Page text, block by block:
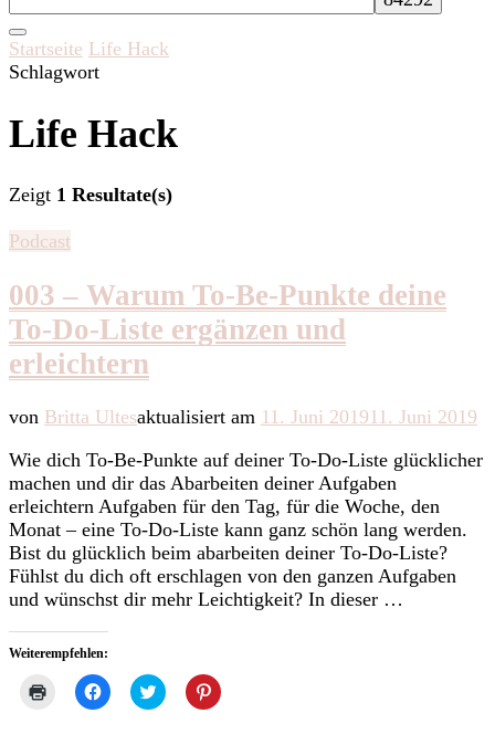
Startseite Life Hack
Schlagwort
Life Hack
Zeigt 1 Resultate(s)
Podcast
003 – Warum To-Be-Punkte deine
To-Do-Liste ergänzen und
erleichtern
von Britta Ultesaktualisiert am 11. Juni 201911. Juni 2019
Wie dich To-Be-Punkte auf deiner To-Do-Liste glücklicher
machen und dir das Abarbeiten deiner Aufgaben
erleichtern Aufgaben für den Tag, für die Woche, den
Monat – eine To-Do-Liste kann ganz schön lang werden.
Bist du glücklich beim abarbeiten deiner To-Do-Liste?
Fühlst du dich oft erschlagen von den ganzen Aufgaben
und wünschst dir mehr Leichtigkeit? In dieser …
Weiterempfehlen:
Klicken
zum
Klick,
um
Klick,
um
Klick,
um